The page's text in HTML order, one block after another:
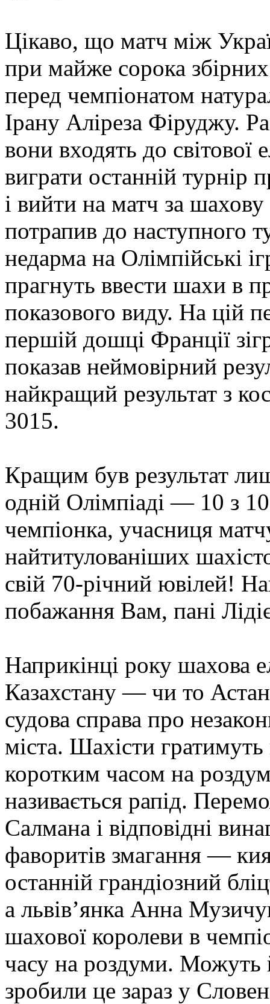
Цікаво, що матч між
при майже сорока
перед чемпіонатом
Ірану Аліреза Фіруджу.
вони входять до
виграти останній турнір
і вийти на матч за
потрапив до наступного
недарма на Олімпійські
прагнуть ввести шахи в
показового виду. На цій
першій дошці Франції
показав неймовірний
найкращий результат з
3015.
Кращим був результат
одній Олімпіаді — 10 з
чемпіонка, учасниця
найтитулованіших
свій 70-річний ювілей!
побажання Вам, пані
Наприкінці року шахова
Казахстану — чи то
судова справа про
міста. Шахісти гратимуть
коротким часом на
називається рапід.
Салмана і відповідні
фаворитів змагання —
останній грандіозний
а львів’янка Анна
шахової королеви в
часу на роздуми. Можуть
зробили це зараз у